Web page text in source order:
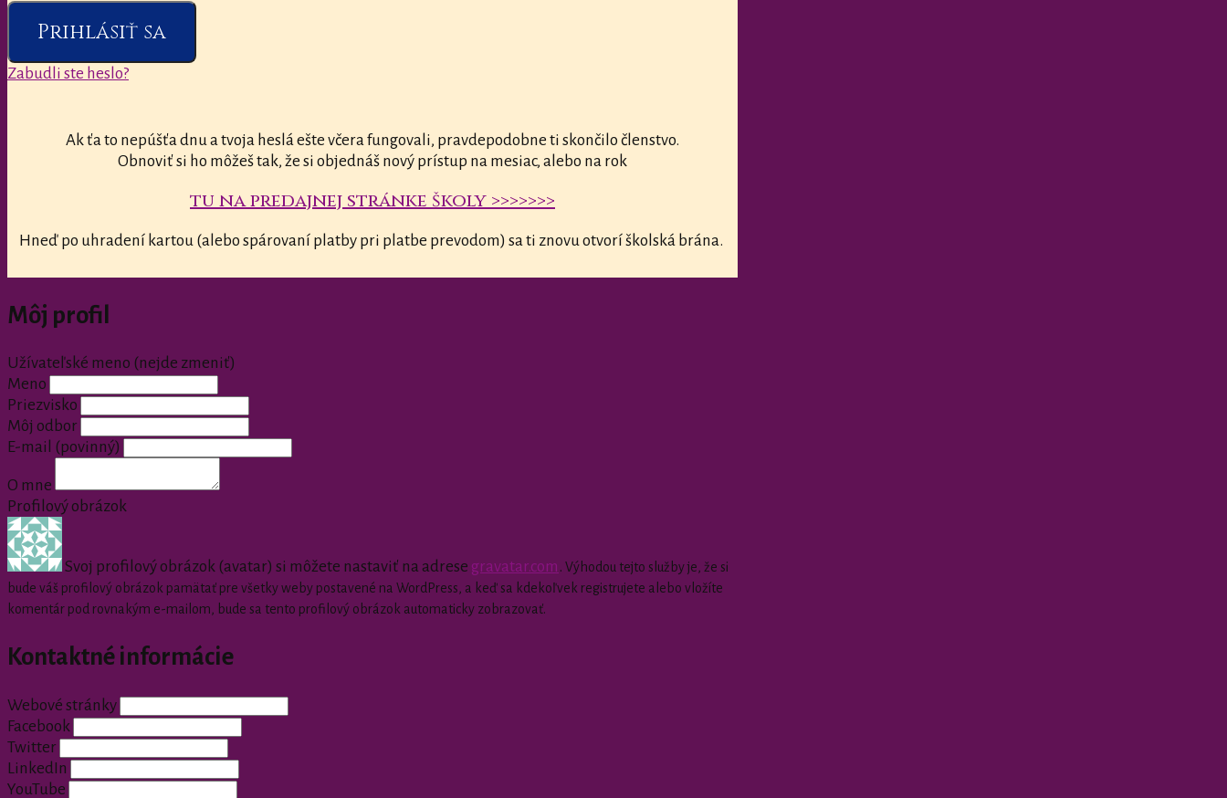
Prihlásiť sa
Zabudli ste heslo?
Ak ťa to nepúšťa dnu a tvoja heslá ešte včera fungovali, pravdepodobne ti skončilo členstvo.
Obnoviť si ho môžeš tak, že si objednáš nový prístup na mesiac, alebo na rok
tu na predajnej stránke školy >>>>>>>
Hneď po uhradení kartou (alebo spárovaní platby pri platbe prevodom) sa ti znovu otvorí školská brána.
Môj profil
Užívateľské meno (nejde zmeniť)
Meno
Priezvisko
Môj odbor
E-mail
(povinný)
O mne
Profilový obrázok
Svoj profilový obrázok (avatar) si môžete nastaviť na adrese gravatar.com . Výhodou tejto služby je, že si
bude váš profilový obrázok pamätať pre všetky weby postavené na WordPress, a keď sa kdekoľvek registrujete alebo vložíte
komentár pod rovnakým e-mailom, bude sa tento profilový obrázok automaticky zobrazovať.
Kontaktné informácie
Webové stránky
Facebook
Twitter
LinkedIn
YouTube